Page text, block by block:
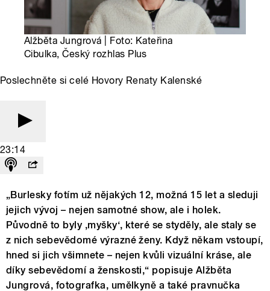
Alžběta Jungrová | Foto: Kateřina
Cibulka, Český rozhlas Plus
Poslechněte si celé Hovory Renaty Kalenské
23:14
„Burlesky fotím už nějakých 12, možná 15 let a sleduji
jejich vývoj – nejen samotné show, ale i holek.
Původně to byly ,myšky‘, které se styděly, ale staly se
z nich sebevědomé výrazné ženy. Když někam vstoupí,
hned si jich všimnete – nejen kvůli vizuální kráse, ale
díky sebevědomí a ženskosti,“ popisuje Alžběta
Jungrová, fotografka, umělkyně a také pravnučka